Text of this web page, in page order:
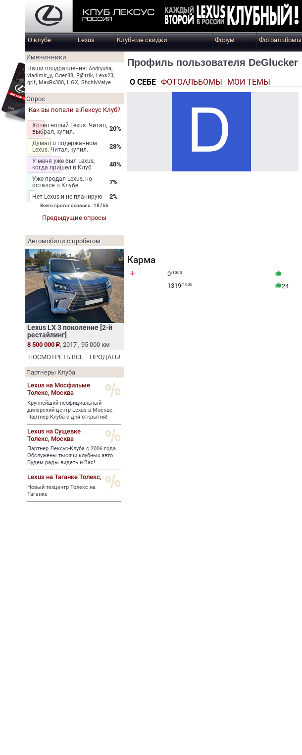
О клубе Lexus Клубные скидки Форум Фотоальбомы
Именинники
Наши поздравления: Andryuha,
vladimir_y, Олег88, P@trik, Lexs23,
grif, MaxRx300, HGX, ShchIvValye
Опрос
Как вы попали в Лексус Клуб?
Хотел новый Lexus. Читал,
выбрал, купил.
20%
Думал о подержанном
Lexus. Читал, купил.
28%
У меня уже был Lexus,
когда пришел в Клуб
40%
Уже продал Lexus, но
остался в Клубе
7%
Нет Lexus и не планирую 2%
Всего проголосовало : 18766
Предыдущие опросы
Автомобили с пробегом
Lexus LX 3 поколение [2-й
рестайлинг]
8 500 000
, 2017 , 95 000 км
ПОСМОТРЕТЬ ВСЕ
ПРОДАТЬ!
Партнеры Клуба
Lexus на Мосфильме
Толекс, Москва
Крупнейший неофициальный
дилерский центр Lexus в Москве.
Партнер Клуба с дня открытия!
Lexus на Сущевке
Толекс, Москва
Партнер Лексус-Клуба с 2006 года.
Обслужены тысячи клубных авто.
Будем рады видеть и Вас!
Lexus на Таганке Толекс,
Новый техцентр Толекс на
Таганке
Профиль пользователя DeGlucker
О СЕБЕ ФОТОАЛЬБОМЫ
МОИ ТЕМЫ
Карма
arrow_downward 0/1000 thumb_up
1319/1000 thumb_up24